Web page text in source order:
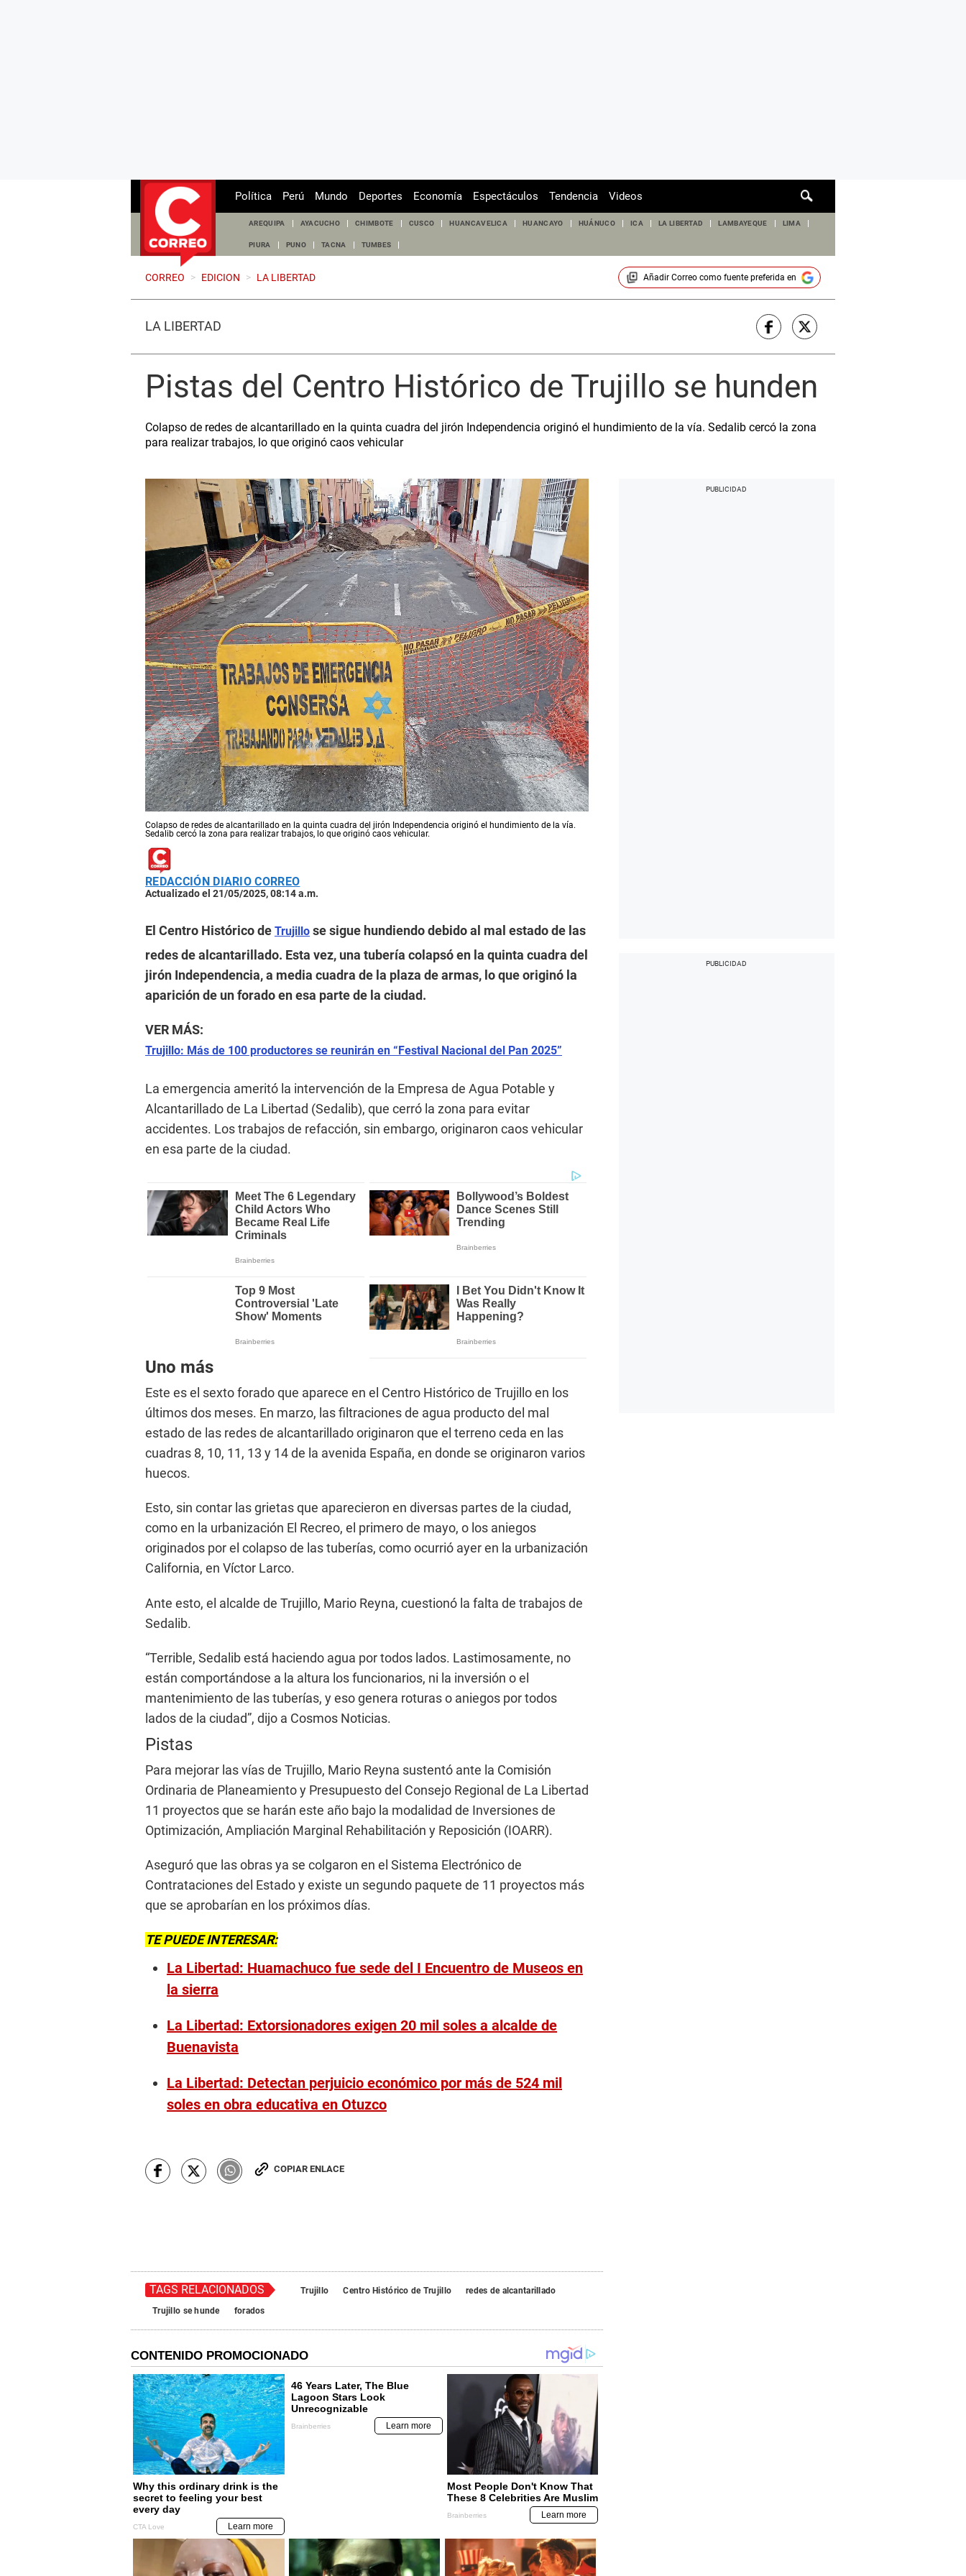
de
Política Perú Mundo Deportes Economía Espectáculos Tendencia Videos
AREQUIPA AYACUCHO CHIMBOTE CUSCO HUANCAVELICA HUANCAYO HUÁNUCO ICA LA LIBERTAD LAMBAYEQUE LIMA
PIURA PUNO TACNA TUMBES
CORREO > EDICION > LA LIBERTAD Añadir Correocomo fuente preferida en
LA LIBERTAD
Pistas del Centro Histórico de Trujillo se hunden
Colapso de redes de alcantarillado en la quinta cuadra del jirón Independencia originó el hundimiento de la vía. Sedalib cercó la zona
para realizar trabajos, lo que originó caos vehicular
Colapso de redes de alcantarillado en la quinta cuadra del jirón Independencia originó el hundimiento de la vía.
Sedalib cercó la zona para realizar trabajos, lo que originó caos vehicular.
REDACCIÓN DIARIO CORREO
Actualizado el 21/05/2025, 08:14 a.m.
El Centro Histórico de Trujillo se sigue hundiendo debido al mal estado de las
redes de alcantarillado. Esta vez, una tubería colapsó en la quinta cuadra del
jirón Independencia, a media cuadra de la plaza de armas, lo que originó la
aparición de un forado en esa parte de la ciudad.
VER MÁS:
Trujillo: Más de 100 productores se reunirán en “Festival Nacional del Pan 2025”
La emergencia ameritó la intervención de la Empresa de Agua Potable y
Alcantarillado de La Libertad (Sedalib), que cerró la zona para evitar
accidentes. Los trabajos de refacción, sin embargo, originaron caos vehicular
en esa parte de la ciudad.
Uno más
Este es el sexto forado que aparece en el Centro Histórico de Trujillo en los
últimos dos meses. En marzo, las filtraciones de agua producto del mal
estado de las redes de alcantarillado originaron que el terreno ceda en las
cuadras 8, 10, 11, 13 y 14 de la avenida España, en donde se originaron varios
huecos.
Esto, sin contar las grietas que aparecieron en diversas partes de la ciudad,
como en la urbanización El Recreo, el primero de mayo, o los aniegos
originados por el colapso de las tuberías, como ocurrió ayer en la urbanización
California, en Víctor Larco.
Ante esto, el alcalde de Trujillo, Mario Reyna, cuestionó la falta de trabajos de
Sedalib.
“Terrible, Sedalib está haciendo agua por todos lados. Lastimosamente, no
están comportándose a la altura los funcionarios, ni la inversión o el
mantenimiento de las tuberías, y eso genera roturas o aniegos por todos
lados de la ciudad”, dijo a Cosmos Noticias.
Pistas
Para mejorar las vías de Trujillo, Mario Reyna sustentó ante la Comisión
Ordinaria de Planeamiento y Presupuesto del Consejo Regional de La Libertad
11 proyectos que se harán este año bajo la modalidad de Inversiones de
Optimización, Ampliación Marginal Rehabilitación y Reposición (IOARR).
Aseguró que las obras ya se colgaron en el Sistema Electrónico de
Contrataciones del Estado y existe un segundo paquete de 11 proyectos más
que se aprobarían en los próximos días.
TE PUEDE INTERESAR:
La Libertad: Huamachuco fue sede del I Encuentro de Museos en
la sierra
La Libertad: Extorsionadores exigen 20 mil soles a alcalde de
Buenavista
La Libertad: Detectan perjuicio económico por más de 524 mil
soles en obra educativa en Otuzco
COPIAR ENLACE
TAGS RELACIONADOS Trujillo Centro Histórico de Trujillo
redes de alcantarillado
Trujillo se hunde
forados